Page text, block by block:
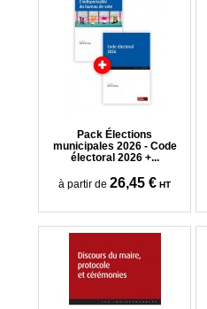
Pack Élections
municipales 2026 - Code
électoral 2026 +...
à partir de 26,45 € HT